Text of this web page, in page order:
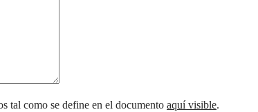
tal como se define en el documento aquí visible.